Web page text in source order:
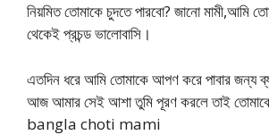
নিয়মিত তোমাকে চুদতে পারবো? জানো মামী,আমি
থেকেই প্রচন্ড ভালোবাসি।
এতদিন ধরে আমি তোমাকে আপণ করে পাবার জন্য
আজ আমার সেই আশা তুমি পূরণ করলে তাই
bangla choti mami